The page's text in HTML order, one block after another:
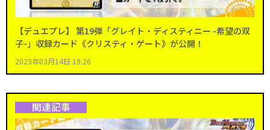
【デュエプレ】 第19弾「グレイト・ディスティニー -希望の双
子-」収録カード《クリスティ・ゲート》が公開！
2023年03月14日 19:26
関連記事